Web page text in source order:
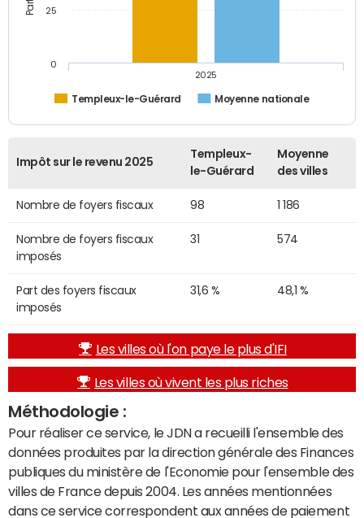
Templeux-le-Guérard Moyenne nationale
2025
0
25
Impôt sur le revenu 2025
Templeux-
le-Guérard
Moyenne
des villes
Nombre de foyers fiscaux 98 1 186
Nombre de foyers fiscaux
imposés
31 574
Part des foyers fiscaux
imposés
31,6 % 48,1 %
Les villes où l'on paye le plus d'IFI
Les villes où vivent les plus riches
Méthodologie :
Pour réaliser ce service, le JDN a recueilli l'ensemble des
données produites par la direction générale des Finances
publiques du ministère de l'Economie pour l'ensemble des
villes de France depuis 2004. Les années mentionnées
dans ce service correspondent aux années de paiement